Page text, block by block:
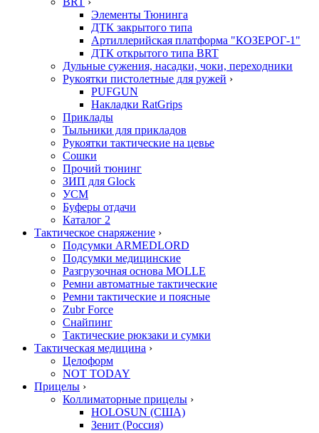
Элементы Тюнинга
ДТК закрытого типа
Артиллерийская платформа "КОЗЕРОГ-1"
ДТК открытого типа BRT
Дульные сужения, насадки, чоки, переходники
Рукоятки пистолетные для ружей ›
PUFGUN
Накладки RatGrips
Приклады
Тыльники для прикладов
Рукоятки тактические на цевье
Сошки
Прочий тюнинг
ЗИП для Glock
УСМ
Буферы отдачи
Каталог 2
Тактическое снаряжение ›
Подсумки ARMEDLORD
Подсумки медицинские
Разгрузочная основа MOLLE
Ремни автоматные тактические
Ремни тактические и поясные
Zubr Force
Снайпинг
Тактические рюкзаки и сумки
Тактическая медицина ›
Целоформ
NOT TODAY
Прицелы ›
Коллиматорные прицелы ›
HOLOSUN (США)
Зенит (Россия)